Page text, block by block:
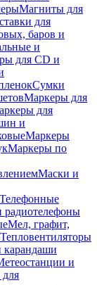
Магниты для
для
баров и
и
для CD и
Сумки
Маркеры для
для
и
Маркеры
Маркеры по
Маски и
Телефонные
радиотелефоны
Мел, графит,
Тепловентиляторы
и